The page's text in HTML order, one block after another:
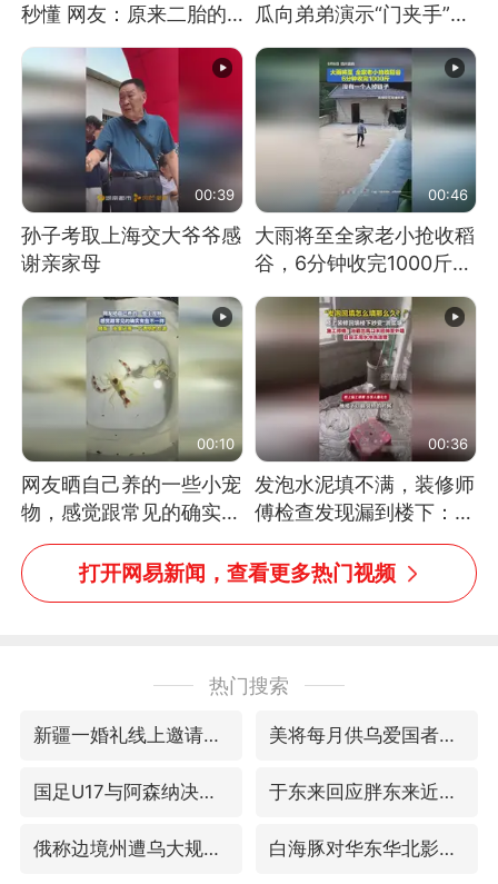
秒懂 网友：原来二胎的
瓜向弟弟演示“门夹手”，
教！
00:39
孙子考取上海交大爷爷感
谢亲家母
00:46
大雨将至全家老小抢收稻
谷，6分钟收完1000斤，
00:10
网友晒自己养的一些小宠
物，感觉跟常见的确实有
些不一样
00:36
发泡水泥填不满，装修师
傅检查发现漏到楼下：出
风口未延伸到外墙
打开网易新闻，查看更多热门视频
热门搜索
新疆一婚礼线上邀请引热议 美将每月供乌爱国者拦截导弹
国足U17与阿森纳决赛取消 并列冠军 于东来回应胖东来近25年老店年底关闭
俄称边境州遭乌大规模袭击已致13伤 白海豚对华东华北影响会大于巴威